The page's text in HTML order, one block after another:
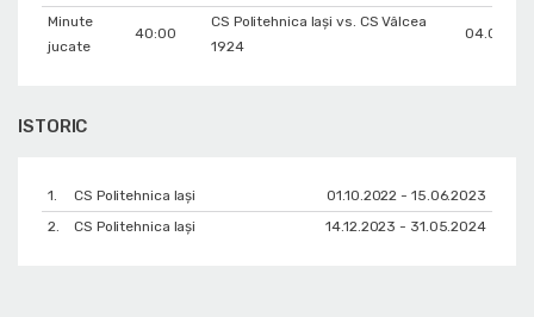
Minute
jucate
40:00
CS Politehnica Iași vs. CS Vâlcea
1924
ISTORIC
1. CS Politehnica Iași
01.10.2022 - 15.06.2023
2.
CS Politehnica Iași 14.12.2023 - 31.05.2024